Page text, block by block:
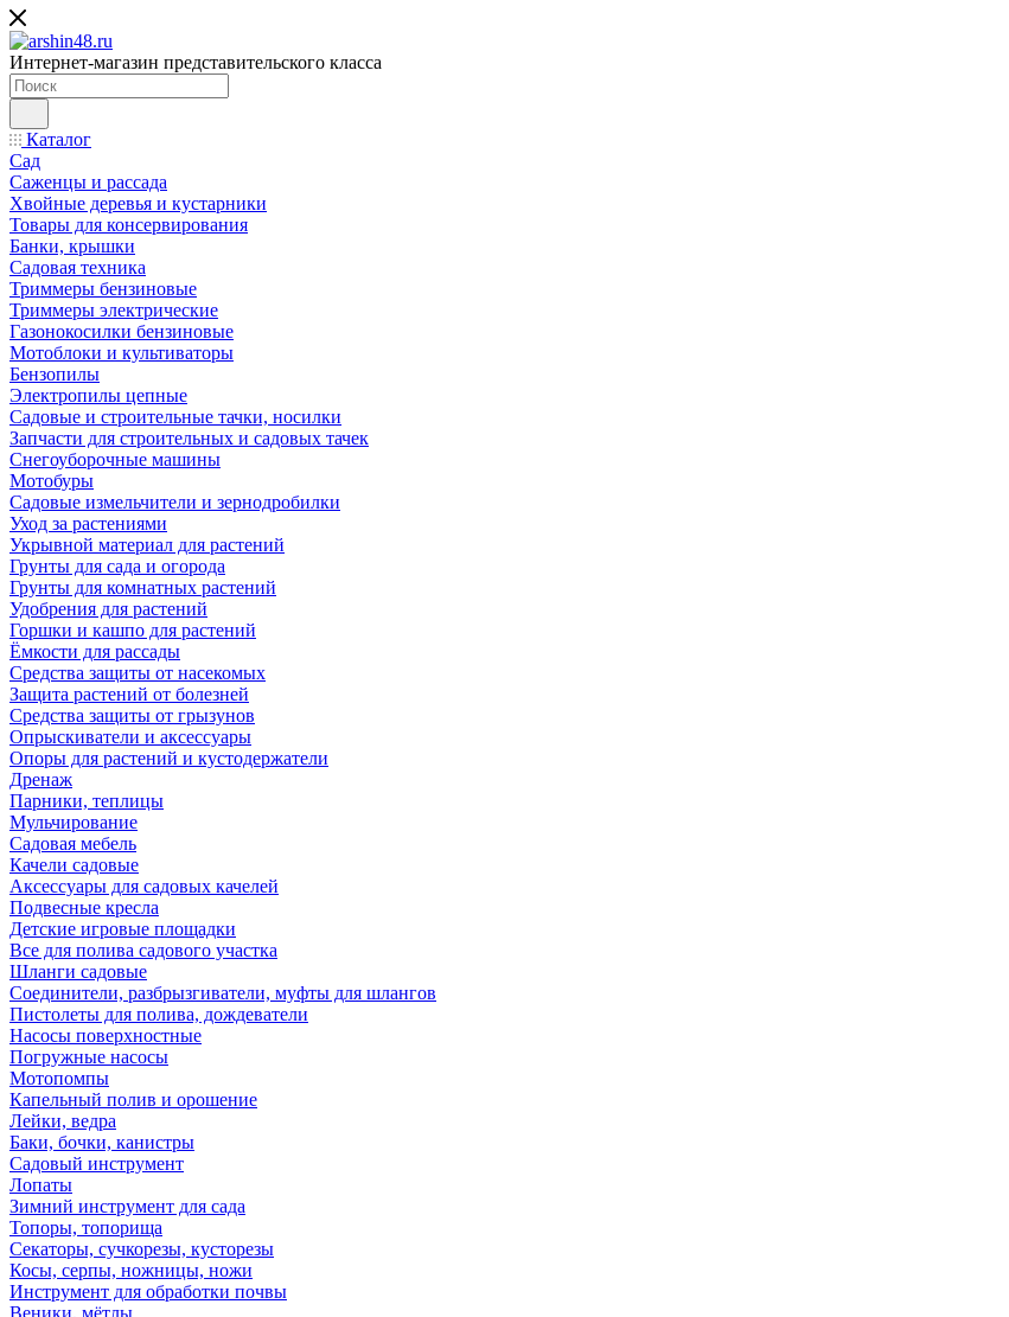
Интернет-магазин представительского класса
Каталог
Сад
Саженцы и рассада
Хвойные деревья и кустарники
Товары для консервирования
Банки, крышки
Садовая техника
Триммеры бензиновые
Триммеры электрические
Газонокосилки бензиновые
Мотоблоки и культиваторы
Бензопилы
Электропилы цепные
Садовые и строительные тачки, носилки
Запчасти для строительных и садовых тачек
Снегоуборочные машины
Мотобуры
Садовые измельчители и зернодробилки
Уход за растениями
Укрывной материал для растений
Грунты для сада и огорода
Грунты для комнатных растений
Удобрения для растений
Горшки и кашпо для растений
Ёмкости для рассады
Средства защиты от насекомых
Защита растений от болезней
Средства защиты от грызунов
Опрыскиватели и аксессуары
Опоры для растений и кустодержатели
Дренаж
Парники, теплицы
Мульчирование
Садовая мебель
Качели садовые
Аксессуары для садовых качелей
Подвесные кресла
Детские игровые площадки
Все для полива садового участка
Шланги садовые
Соединители, разбрызгиватели, муфты для шлангов
Пистолеты для полива, дождеватели
Насосы поверхностные
Погружные насосы
Мотопомпы
Капельный полив и орошение
Лейки, ведра
Баки, бочки, канистры
Садовый инструмент
Лопаты
Зимний инструмент для сада
Топоры, топорища
Секаторы, сучкорезы, кусторезы
Косы, серпы, ножницы, ножи
Инструмент для обработки почвы
Веники, мётлы